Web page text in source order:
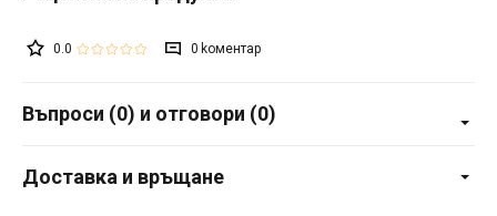
0.0 0
Въпроси (0) и отговори (0)
Доставка и връщане